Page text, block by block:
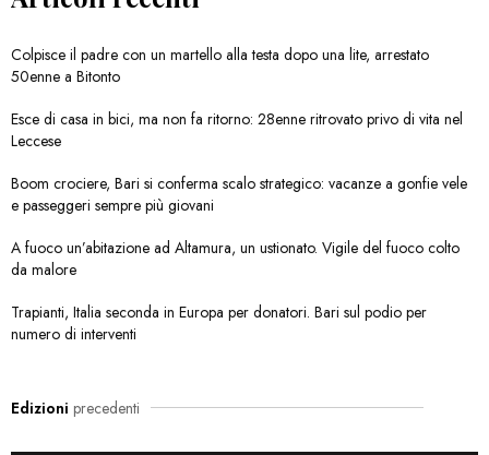
Colpisce il padre con un martello alla testa dopo una lite, arrestato
50enne a Bitonto
Esce di casa in bici, ma non fa ritorno: 28enne ritrovato privo di vita nel
Leccese
Boom crociere, Bari si conferma scalo strategico: vacanze a gonfie vele
e passeggeri sempre più giovani
A fuoco un’abitazione ad Altamura, un ustionato. Vigile del fuoco colto
da malore
Trapianti, Italia seconda in Europa per donatori. Bari sul podio per
numero di interventi
Edizioni precedenti